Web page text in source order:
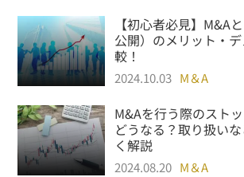
【初心者必見】M&A
公開）のメリット・
較！
2024.10.03 M＆A
M&Aを行う際のスト
どうなる？取り扱い
く解説
2024.08.20 M＆A